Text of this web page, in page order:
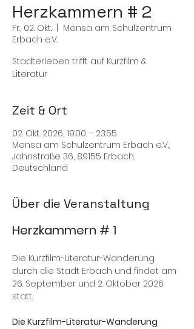
Herzkammern # 2
Fr., 02. Okt.
Mensa am Schulzentrum
Erbach e.V.
Stadterleben trifft auf Kurzfilm &
Literatur
Zeit & Ort
02. Okt. 2026, 19:00 – 23:55
Mensa am Schulzentrum Erbach e.V.,
Jahnstraße 36, 89155 Erbach,
Deutschland
Über die Veranstaltung
Herzkammern # 1
Die Kurzfilm-Literatur-Wanderung
durch die Stadt Erbach und findet am
26. September und 2. Oktober 2026
statt.
Die Kurzfilm-Literatur-Wanderung